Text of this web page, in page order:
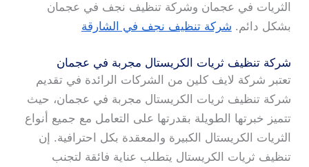
الثريات في عجمان وشركة تنظيف نجف في عجمان
بشكل دائم. شركة تنظيف نجف في الشارقة
شركة تنظيف ثريات الكريستال مجربة في عجمان
تعتبر شركة لايف كلين من الشركات الرائدة في تقديم
شركة تنظيف ثريات الكريستال مجربة في عجمان، حيث
تتميز خبرتها الطويلة بقدرتها على التعامل مع جميع أنواع
الثريات الكريستال الكبيرة والمعقدة بكل احترافية. إن
تنظيف ثريات الكريستال يتطلب عناية فائقة لتجنب